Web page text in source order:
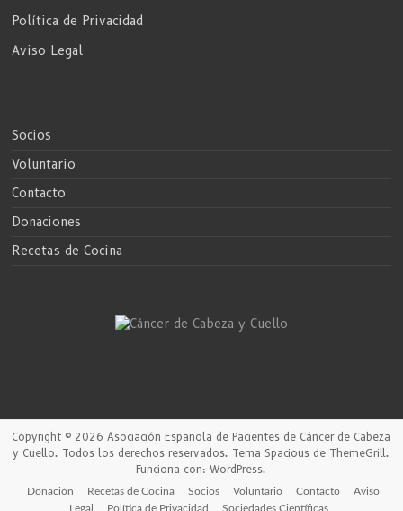
Política de Privacidad
Aviso Legal
Socios
Voluntario
Contacto
Donaciones
Recetas de Cocina
Copyright © 2026Asociación Española de Pacientes de Cáncer de Cabeza
y Cuello. Todos los derechos reservados. Tema Spacious de ThemeGrill.
Funciona con:WordPress.
Donación Recetas de Cocina Socios Voluntario Contacto
Aviso
Legal
Política de Privacidad Sociedades Científicas